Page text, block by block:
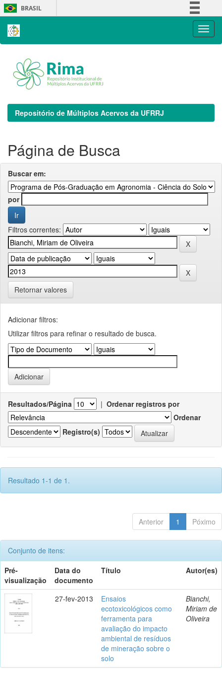
Skip
navigation
BRASIL
Repositório de Múltiplos Acervos da UFRRJ
Página de Busca
Buscar em:
por
Filtros correntes:
Retornar valores
Adicionar filtros:
Utilizar filtros para refinar o resultado de busca.
Resultados/Página | Ordenar registros por
Ordenar
Registro(s)
Resultado 1-1 de 1.
Anterior 1 Póximo
Conjunto de itens:
Pré-
visualização
Data do
documento
Título Autor(es)
27-fev-2013
Ensaios
ecotoxicológicos como
ferramenta para
avaliação do impacto
ambiental de resíduos
de mineração sobre o
solo
Bianchi,
Miriam de
Oliveira